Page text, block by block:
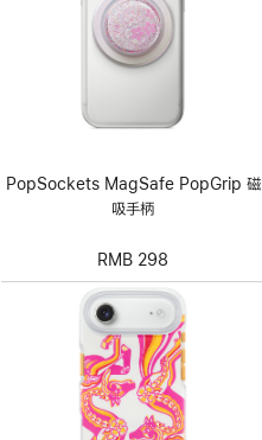
PopSockets MagSafe PopGrip 磁
吸手柄
RMB 298